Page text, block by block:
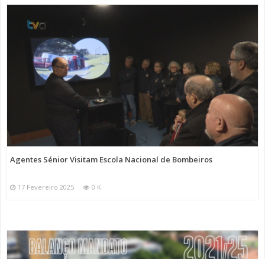
Agentes Sénior Visitam Escola Nacional de Bombeiros
17 Fevereiro 2025 0 K